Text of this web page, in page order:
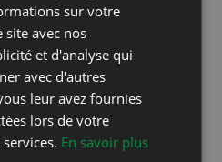
Union Vinicole
the chance to
in the work of a
be able to
the
of the Lavaux
sur votre
avec nos
et d'analyse qui
avec d'autres
leur avez fournies
lors de votre
En savoir plus